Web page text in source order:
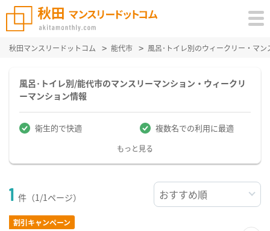
秋田マンスリードットコム 能代市 風呂･トイレ別のウィークリー・マ
風呂･トイレ別/能代市のマンスリーマンション・ウィークリ
ーマンション情報
衛生的で快適 複数名での利用に最適
もっと見る
1 件（1/1ページ）
割引キャンペーン